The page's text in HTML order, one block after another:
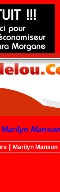
Manson
Marilyn Manson